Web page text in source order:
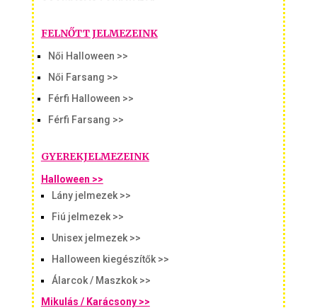
FELNŐTT JELMEZEINK
Női Halloween >>
Női Farsang >>
Férfi Halloween >>
Férfi Farsang >>
GYEREKJELMEZEINK
Halloween >>
Lány jelmezek >>
Fiú jelmezek >>
Unisex jelmezek >>
Halloween kiegészítők >>
Álarcok / Maszkok >>
Mikulás / Karácsony >>